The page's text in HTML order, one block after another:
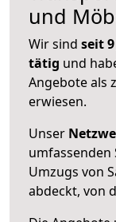
und
Wir sind seit
tätig und
Angebote als
erwiesen.
Unser
umfassenden
Umzugs von
abdeckt, von